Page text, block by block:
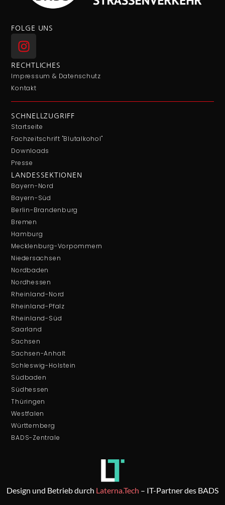
FOLGE UNS
RECHTLICHES
Impressum & Datenschutz
Kontakt
SCHNELLZUGRIFF
Startseite
Fachzeitschrift "Blutalkohol"
Downloads
Presse
LANDESSEKTIONEN
Bayern-Nord
Bayern-Süd
Berlin-Brandenburg
Bremen
Hamburg
Mecklenburg-Vorpommern
Niedersachsen
Nordbaden
Nordhessen
Rheinland-Nord
Rheinland-Pfalz
Rheinland-Süd
Saarland
Sachsen
Sachsen-Anhalt
Schleswig-Holstein
Südbaden
Südhessen
Thüringen
Westfalen
Württemberg
BADS-Zentrale
Design und Betrieb durch Laterna.Tech – IT-Partner des BADS